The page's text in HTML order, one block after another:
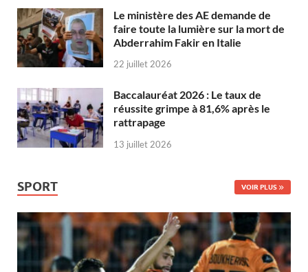
Le ministère des AE demande de
faire toute la lumière sur la mort de
Abderrahim Fakir en Italie
22 juillet 2026
Baccalauréat 2026 : Le taux de
réussite grimpe à 81,6% après le
rattrapage
13 juillet 2026
SPORT VOIR PLUS